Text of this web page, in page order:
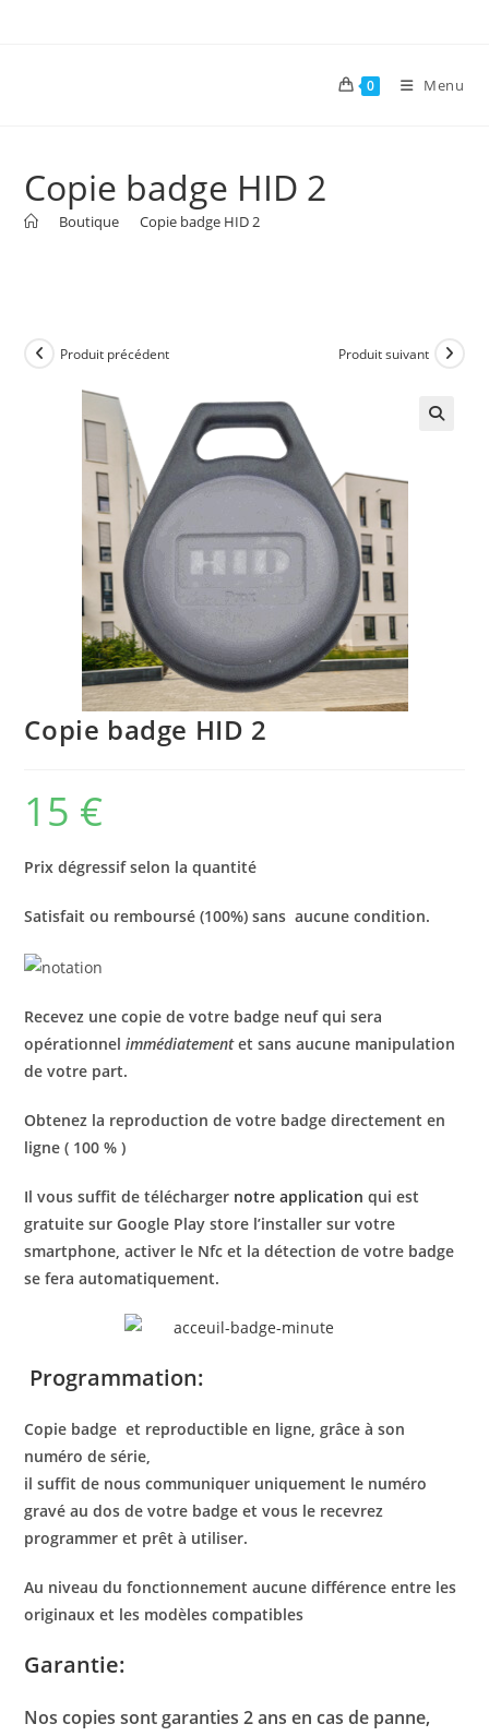
0 Menu
Copie badge HID 2
Boutique Copie badge HID 2
Produit précédent Produit suivant
Copie badge HID 2
15 €
Prix dégressif selon la quantité
Satisfait ou remboursé (100%) sans aucune condition.
Recevez une copie de votre badge neuf qui sera
opérationnelimmédiatementet sans aucune manipulation
de votre part.
Obtenez la reproduction de votre badge directement en
ligne ( 100 % )
Il vous suffit de télécharger notre application qui est
gratuite sur Google Play store l’installer sur votre
smartphone, activer le Nfc et la détection de votre badge
se fera automatiquement.
Programmation:
Copie badge et reproductible en ligne, grâce à son
numéro de série,
il suffit de nous communiquer uniquement le numéro
gravé au dos de votre badge et vous le recevrez
programmer et prêt à utiliser.
Au niveau du fonctionnement aucune différence entre les
originaux et les modèles compatibles
Garantie:
Nos copies sont garanties 2 ans en cas de panne,